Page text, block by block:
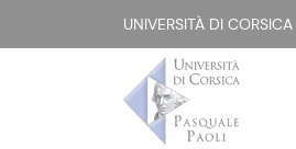
UNIVERSITÀ DI CORSICA